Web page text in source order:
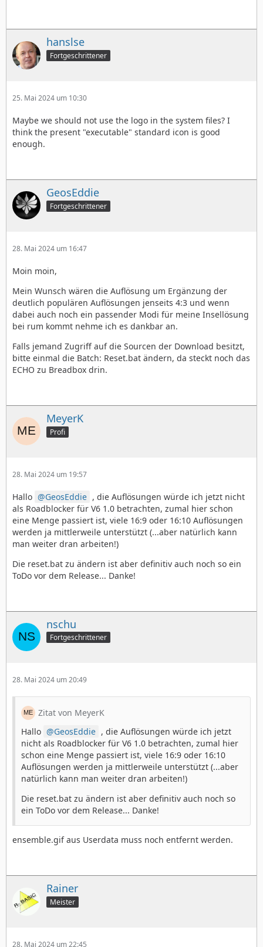
hanslse
Fortgeschrittener
25. Mai 2024 um 10:30
Maybe we should not use the logo in the system files? I
think the present "executable" standard icon is good
enough.
GeosEddie
Fortgeschrittener
28. Mai 2024 um 16:47
Moin moin,
Mein Wunsch wären die Auflösung um Ergänzung der
deutlich populären Auflösungen jenseits 4:3 und wenn
dabei auch noch ein passender Modi für meine Insellösung
bei rum kommt nehme ich es dankbar an.
Falls jemand Zugriff auf die Sourcen der Download besitzt,
bitte einmal die Batch: Reset.bat ändern, da steckt noch das
ECHO zu Breadbox drin.
MeyerK
Profi
28. Mai 2024 um 19:57
Hallo GeosEddie , die Auflösungen würde ich jetzt nicht
als Roadblocker für V6 1.0 betrachten, zumal hier schon
eine Menge passiert ist, viele 16:9 oder 16:10 Auflösungen
werden ja mittlerweile unterstützt (...aber natürlich kann
man weiter dran arbeiten!)
Die reset.bat zu ändern ist aber definitiv auch noch so ein
ToDo vor dem Release... Danke!
nschu
Fortgeschrittener
28. Mai 2024 um 20:49
Zitat von MeyerK
Hallo
GeosEddie , die Auflösungen würde ich jetzt
nicht als Roadblocker für V6 1.0 betrachten, zumal hier
schon eine Menge passiert ist, viele 16:9 oder 16:10
Auflösungen werden ja mittlerweile unterstützt (...aber
natürlich kann man weiter dran arbeiten!)
Die reset.bat zu ändern ist aber definitiv auch noch so
ein ToDo vor dem Release... Danke!
ensemble.gif aus Userdata muss noch entfernt werden.
Rainer
Meister
28. Mai 2024 um 22:45